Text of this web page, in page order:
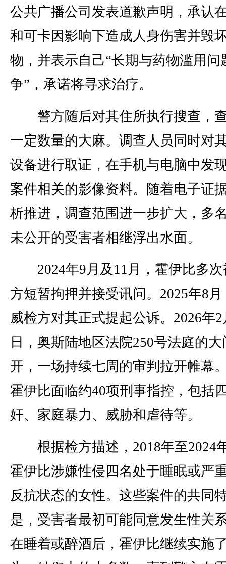
公共广播公司发表道歉声明，承认
和可卡因影响下造成人身伤害并毁
物，并表示自己“长期与药物滥用问
争”，承诺将寻求治疗。
警方随后对其住所执行搜查，
一定数量的大麻。调查人员同时对
设备进行取证，在手机与电脑中发
案件相关的影像资料。随着电子证
析推进，调查范围进一步扩大，多
未公开的受害者相继浮出水面。
2024年9月及11月，霍伊比多次
方短暂拘押并接受讯问。2025年8月
威检方对其正式提起公诉。2026年2
日，奥斯陆地区法院250号法庭的大
开，一场持续七周的审判拉开帷幕
霍伊比面临约40项刑事指控，包括
奸、家庭暴力、威胁和虐待等。
根据检方描述，2018年至2024
霍伊比涉嫌性侵四名处于睡眠或严
反抗状态的女性。这些案件的共同
是，受害者最初可能同意发生性关
在睡着或醉酒后，霍伊比继续实施